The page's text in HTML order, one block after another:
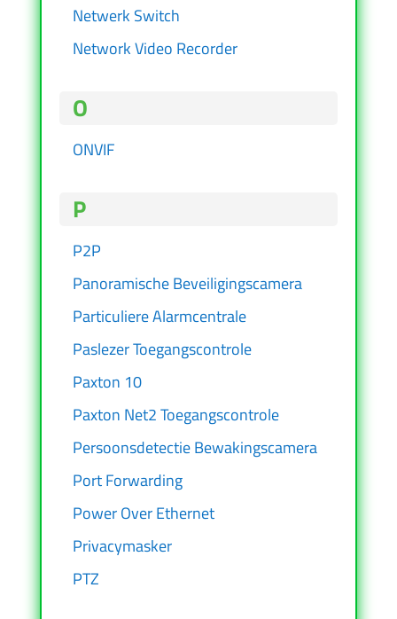
Netwerk Switch
Network Video Recorder
O
ONVIF
P
P2P
Panoramische Beveiligingscamera
Particuliere Alarmcentrale
Paslezer Toegangscontrole
Paxton 10
Paxton Net2 Toegangscontrole
Persoonsdetectie Bewakingscamera
Port Forwarding
Power Over Ethernet
Privacymasker
PTZ